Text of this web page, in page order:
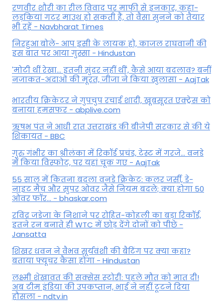
रणवीर शौरी का रील विवाद पर माफी से इनकार, कहा-
लड़कियां गटर माउथ हो सकती हैं, तो वैसा सुनने को तैयार
भी रहें - Navbharat Times
निरहुआ बोले- आप इसी के लायक हो, काजल राघवानी की
इस बात पर आया गुस्सा - Hindustan
'मोटी थीं रेखा... इतनी सुंदर नहीं थीं', कैसे आया बदलाव? बनीं
नजाकत-अदाओं की मूरत, जीजा ने किया खुलासा - AajTak
भारतीय क्रिकेटर ने गुपचुप रचाई शादी, खूबसूरत एक्ट्रेस को
बनाया हमसफर - abplive.com
ऋषभ पंत ने आधी रात उत्तराखंड की बीजेपी सरकार से की ये
शिकायत - BBC
गुरु गंभीर का श्रीलंका में र‍िकॉर्ड प्रचंड, टेस्ट में गरजे... वनडे
में किया व‍िस्फोट, पर यहां चूक गए - AajTak
55 साल में कितना बदला वनडे क्रिकेट: कलर जर्सी, डे-
नाइट मैच और सुपर ओवर जैसे नियम बदले; क्या होगा 50
ओवर फॉर... - bhaskar.com
रविंद्र जडेजा के निशाने पर रोहित-कोहली का बड़ा रिकॉर्ड,
इतने रन बनाते ही WTC में छोड़ देंगे दोनों को पीछे -
Jansatta
शिखर धवन ने वैभव सूर्यवंशी की बैटिंग पर क्या कहा?
बताया फ्यूचर कैसा होगा - Hindustan
लक्ष्मी शेखावत की सक्‍सेस स्‍टोरी: पहले मौत को मात दी!
अब टीम इंडिया की उपकप्तान, भाई ने नहीं टूटने दिया
हौसला - ndtv.in